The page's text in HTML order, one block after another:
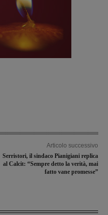
Articolo successivo
Serristori, il sindaco Pianigiani replica
al Calcit: “Sempre detto la verità, mai
fatto vane promesse”